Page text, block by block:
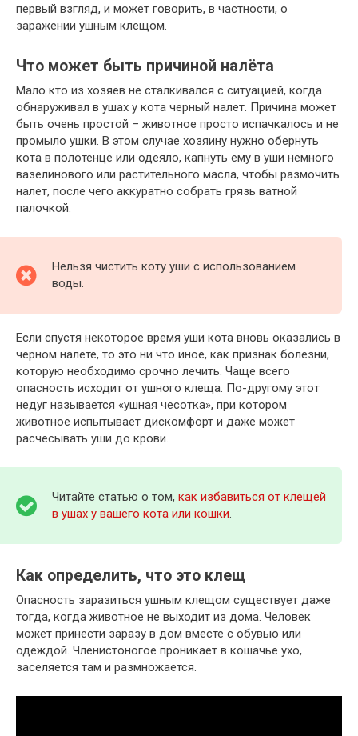
первый взгляд, и может говорить, в частности, о
заражении ушным клещом.
Что может быть причиной налёта
Мало кто из хозяев не сталкивался с ситуацией, когда
обнаруживал в ушах у кота черный налет. Причина может
быть очень простой – животное просто испачкалось и не
промыло ушки. В этом случае хозяину нужно обернуть
кота в полотенце или одеяло, капнуть ему в уши немного
вазелинового или растительного масла, чтобы размочить
налет, после чего аккуратно собрать грязь ватной
палочкой.
Нельзя чистить коту уши с использованием
воды.
Если спустя некоторое время уши кота вновь оказались в
черном налете, то это ни что иное, как признак болезни,
которую необходимо срочно лечить. Чаще всего
опасность исходит от ушного клеща. По-другому этот
недуг называется «ушная чесотка», при котором
животное испытывает дискомфорт и даже может
расчесывать уши до крови.
Читайте статью о том, как избавиться от клещей
в ушах у вашего кота или кошки.
Как определить, что это клещ
Опасность заразиться ушным клещом существует даже
тогда, когда животное не выходит из дома. Человек
может принести заразу в дом вместе с обувью или
одеждой. Членистоногое проникает в кошачье ухо,
заселяется там и размножается.